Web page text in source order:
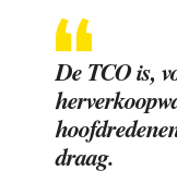
De TCO is,
draag.